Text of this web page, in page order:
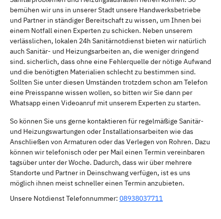
bemühen wir uns in unserer Stadt unsere Handwerksbetriebe
und Partner in ständiger Bereitschaft zu wissen, um Ihnen bei
einem Notfall einen Experten zu schicken. Neben unserem
verlässlichen, lokalen 24h Sanitärnotdienst bieten wir natürlich
auch Sanitär- und Heizungsarbeiten an, die weniger dringend
sind. sicherlich, dass ohne eine Fehlerquelle der nötige Aufwand
und die benötigten Materialien schlecht zu bestimmen sind.
Sollten Sie unter diesen Umständen trotzdem schon am Telefon
eine Preisspanne wissen wollen, so bitten wir Sie dann per
Whatsapp einen Videoanruf mit unserem Experten zu starten.
So können Sie uns gerne kontaktieren für regelmäßige Sanitär-
und Heizungswartungen oder Installationsarbeiten wie das
Anschließen von Armaturen oder das Verlegen von Rohren. Dazu
können wir telefonisch oder per Mail einen Termin vereinbaren
tagsüber unter der Woche. Dadurch, dass wir über mehrere
Standorte und Partner in Deinschwang verfügen, ist es uns
möglich ihnen meist schneller einen Termin anzubieten.
Unsere Notdienst Telefonnummer: 08938037711